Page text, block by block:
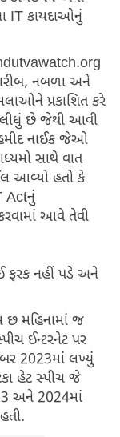
IT કાયદાઓનું
નબળા અને
પ્રકાશિત કરે
છે જેથી આવી
નાઈક જેઓ
સાથે વાત
આવ્યો હતો કે
Actનું
આવે તેવી
ફરક નહીં પડે અને
છ મહિનામાં જ
ઈન્ટરનેટ પર
2023માં લખ્યું
હેટ સ્પીચ જે
અને 2024માં